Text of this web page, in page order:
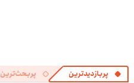
پربازدیدترین پربحث‌ترین